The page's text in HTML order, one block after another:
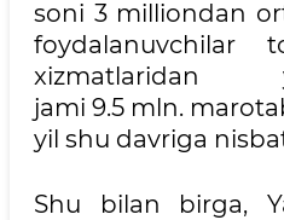
soni 3 milliondan
foydalanuvchilar
jami 9.5 mln.
yil shu davriga
Shu bilan birga,